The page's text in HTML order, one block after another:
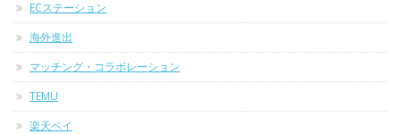
ECステーション
海外進出
マッチング・コラボレーション
TEMU
楽天ペイ